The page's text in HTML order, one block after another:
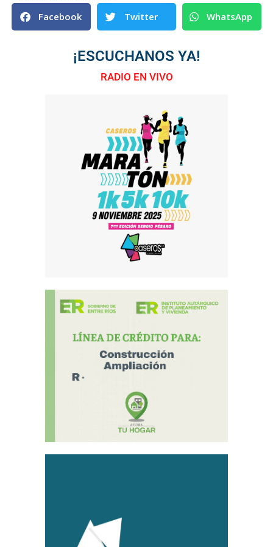
Facebook Twitter WhatsApp
¡ESCUCHANOS YA!
RADIO EN VIVO